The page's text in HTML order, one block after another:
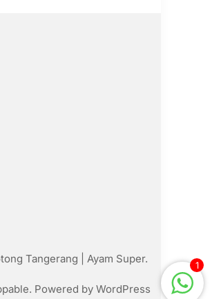
Tangerang | Ayam Super.
Powered by WordPress
1